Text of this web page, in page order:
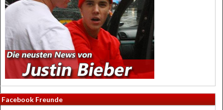
Facebook Freunde